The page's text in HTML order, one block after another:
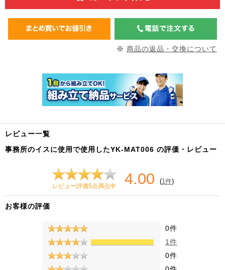
※ 商品の返品・交換について
レビュー一覧
事務所のイスに使用で使用したYK-MAT006 の評価・レビュー
レビュー評価5点満点中 4.00 (1件)
お客様の評価
0件
1件
0件